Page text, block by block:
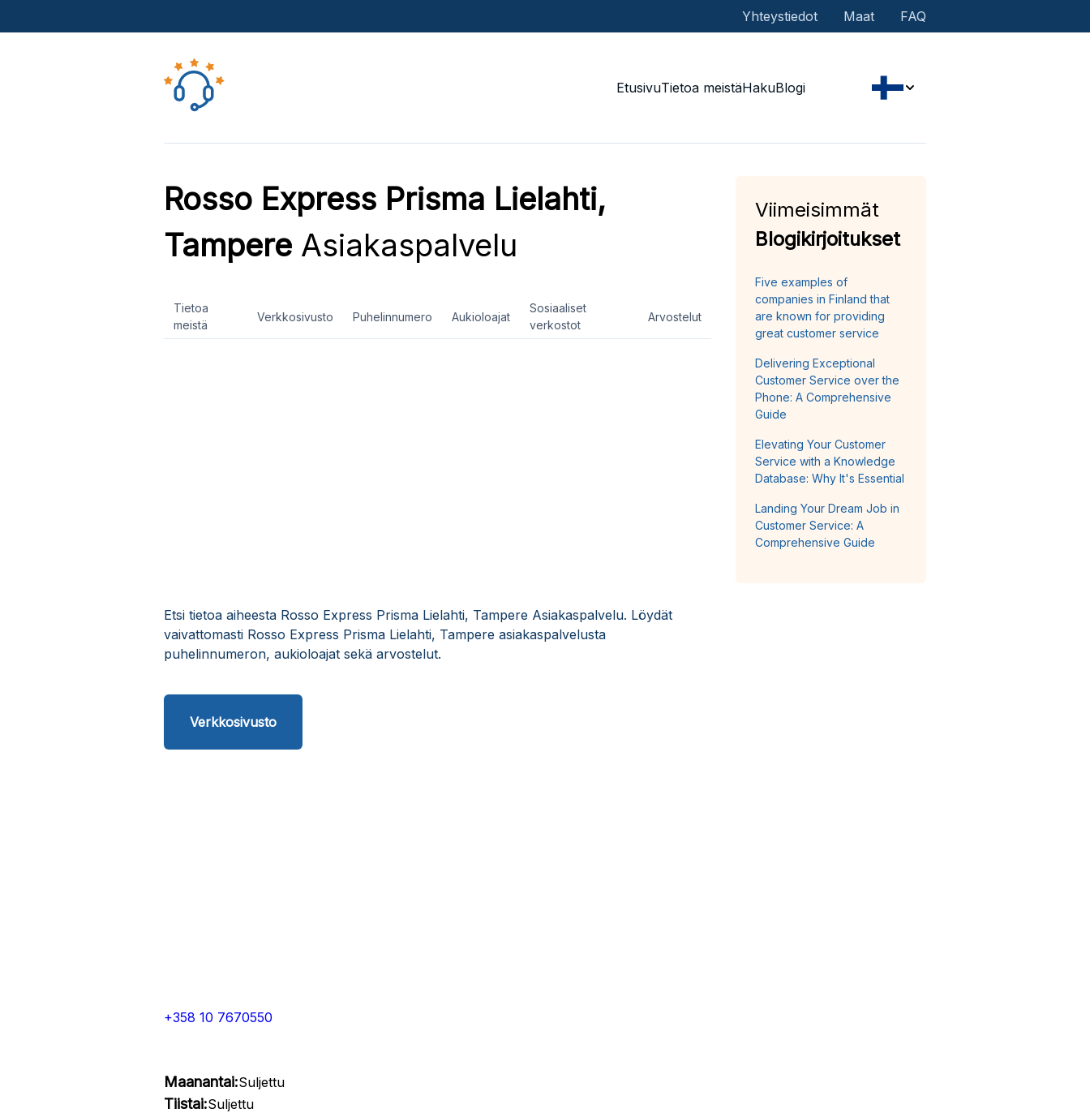
Yhteystiedot Maat FAQ
EtusivuTietoa meistäHakuBlogi
Rosso Express Prisma Lielahti,
TampereAsiakaspalvelu
Tietoa
meistä
Verkkosivusto Puhelinnumero Aukioloajat
Sosiaaliset
verkostot
Arvostelut
Etsi tietoa aiheesta Rosso Express Prisma Lielahti, Tampere Asiakaspalvelu. Löydät
vaivattomasti Rosso Express Prisma Lielahti, Tampere asiakaspalvelusta
puhelinnumeron, aukioloajat sekä arvostelut.
Verkkosivusto
+358 10 7670550
Maanantai:Suljettu
Tiistai:Suljettu
Viimeisimmät
Blogikirjoitukset
Five examples of
companies in Finland that
are known for providing
great customer service
Delivering Exceptional
Customer Service over the
Phone: A Comprehensive
Guide
Elevating Your Customer
Service with a Knowledge
Database: Why It's Essential
Landing Your Dream Job in
Customer Service: A
Comprehensive Guide